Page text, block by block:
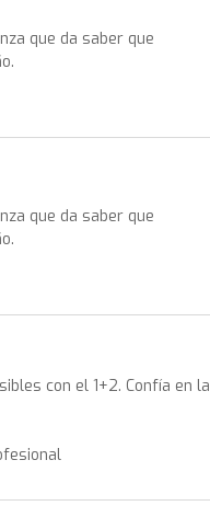
que da saber que
que da saber que
con el 1+2. Confía en la